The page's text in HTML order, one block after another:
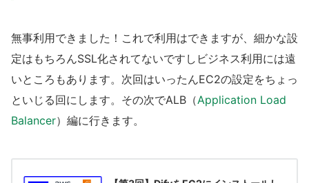
無事利用できました！これで利用はできますが、細かな設
定はもちろんSSL化されてないですしビジネス利用には遠
いところもあります。次回はいったんEC2の設定をちょっ
といじる回にします。その次でALB（Application Load
Balancer）編に行きます。